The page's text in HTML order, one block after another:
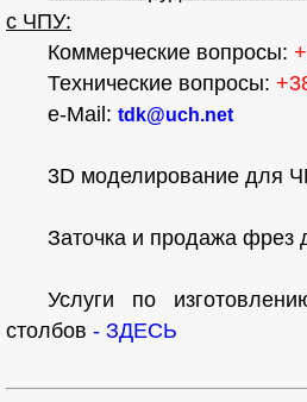
с ЧПУ:
Коммерческие вопросы:
Технические вопросы:
e-Mail:tdk@uch.net
3D моделирование для
Заточка и продажа
Услуги по
столбов - ЗДЕСЬ